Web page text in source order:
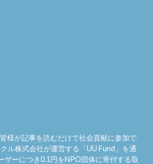
様が記事を読むだけで社会貢献に参加で
ル株式会社が運営する「UU Fund 」を通
ザーにつき0.1円をNPO団体に寄付する取